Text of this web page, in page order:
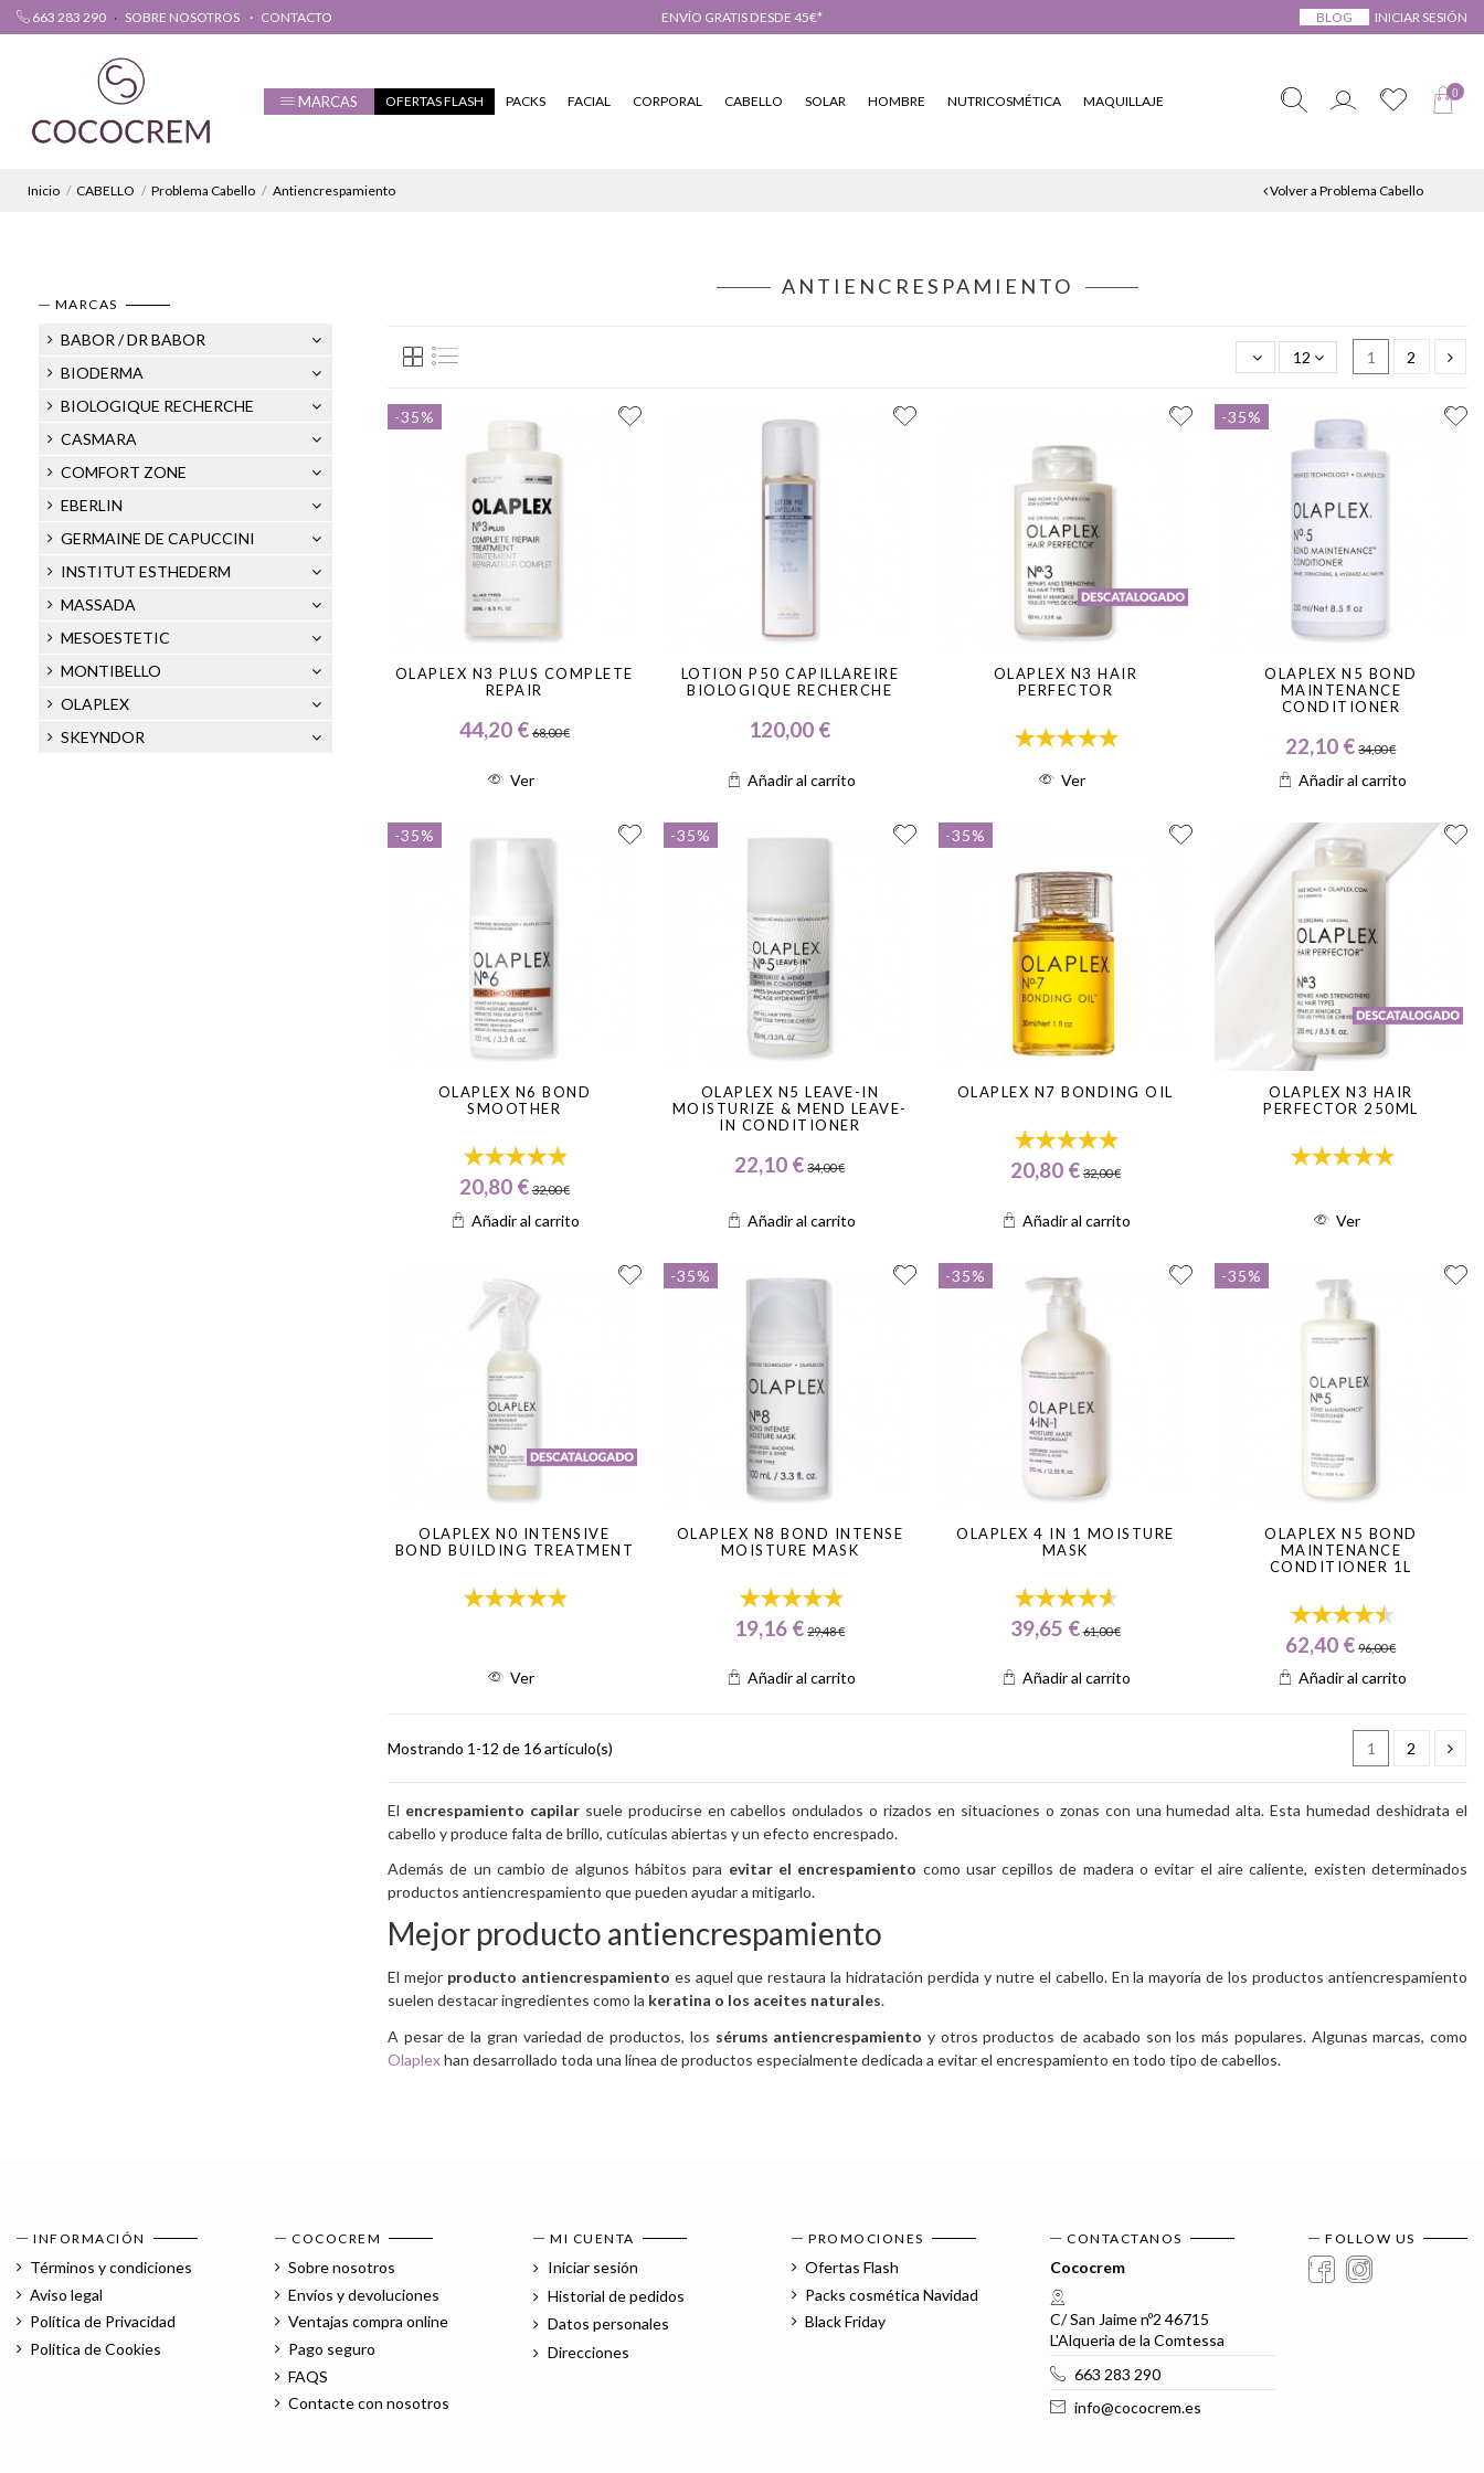
663 283 290 SOBRE NOSOTROS CONTACTO ENVÍO GRATIS DESDE 45€* BLOG INICIAR SESIÓN
MARCAS OFERTAS FLASH PACKS FACIAL CORPORAL CABELLO SOLAR HOMBRE NUTRICOSMÉTICA MAQUILLAJE
0
Inicio CABELLO Problema Cabello Antiencrespamiento Volver a Problema Cabello
ANTIENCRESPAMIENTO
12 1 2
-35%
OLAPLEX N3 PLUS COMPLETE
REPAIR
44,20 € 68,00 €
Ver
LOTION P50 CAPILLAREIRE
BIOLOGIQUE RECHERCHE
120,00 €
Añadir al carrito
OLAPLEX N3 HAIR
PERFECTOR
Ver
-35%
OLAPLEX N5 BOND
MAINTENANCE
CONDITIONER
22,10 € 34,00 €
Añadir al carrito
-35%
OLAPLEX N6 BOND
SMOOTHER
20,80 € 32,00 €
Añadir al carrito
-35%
OLAPLEX N5 LEAVE-IN
MOISTURIZE & MEND LEAVE-
IN CONDITIONER
22,10 € 34,00 €
Añadir al carrito
-35%
OLAPLEX N7 BONDING OIL
20,80 € 32,00 €
Añadir al carrito
OLAPLEX N3 HAIR
PERFECTOR 250ML
Ver
OLAPLEX N0 INTENSIVE
BOND BUILDING TREATMENT
Ver
-35%
OLAPLEX N8 BOND INTENSE
MOISTURE MASK
19,16 € 29,48 €
Añadir al carrito
-35%
OLAPLEX 4 IN 1 MOISTURE
MASK
39,65 € 61,00 €
Añadir al carrito
-35%
OLAPLEX N5 BOND
MAINTENANCE
CONDITIONER 1L
62,40 € 96,00 €
Añadir al carrito
Mostrando 1-12 de 16 artículo(s) 1 2
El encrespamiento capilarsuele producirse en cabellos ondulados o rizados en situaciones o zonas con una humedad alta. Esta humedad deshidrata el
cabello y produce falta de brillo, cutículas abiertas y un efecto encrespado.
Además de un cambio de algunos hábitos para evitar el encrespamiento como usar cepillos de madera o evitar el aire caliente, existen determinados
productos antiencrespamiento que pueden ayudar a mitigarlo.
Mejor producto antiencrespamiento
El mejor producto antiencrespamiento es aquel que restaura la hidratación perdida y nutre el cabello. En la mayoría de los productos antiencrespamiento
suelen destacar ingredientes como la keratina o los aceites naturales.
A pesar de la gran variedad de productos, los sérums antiencrespamiento y otros productos de acabado son los más populares. Algunas marcas, como
Olaplexhan desarrollado toda una línea de productos especialmente dedicada a evitar el encrespamiento en todo tipo de cabellos.
MARCAS
BABOR / DR BABOR
BIODERMA
BIOLOGIQUE RECHERCHE
CASMARA
COMFORT ZONE
EBERLIN
GERMAINE DE CAPUCCINI
INSTITUT ESTHEDERM
MASSADA
MESOESTETIC
MONTIBELLO
OLAPLEX
SKEYNDOR
INFORMACIÓN
Términos y condiciones
Aviso legal
Política de Privacidad
Politica de Cookies
COCOCREM
Sobre nosotros
Envíos y devoluciones
Ventajas compra online
Pago seguro
FAQS
Contacte con nosotros
MI CUENTA
Iniciar sesión
Historial de pedidos
Datos personales
Direcciones
PROMOCIONES
Ofertas Flash
Packs cosmética Navidad
Black Friday
CONTACTANOS
Cococrem
C/ San Jaime nº2 46715
L'Alqueria de la Comtessa
663 283 290
info@cococrem.es
FOLLOW US